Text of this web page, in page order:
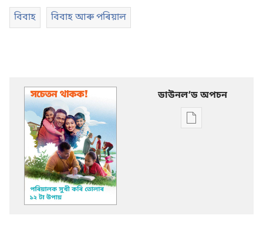
বিবাহ বিবাহ আৰু পৰিয়াল
ডাউনলʼড অপচন
Publication